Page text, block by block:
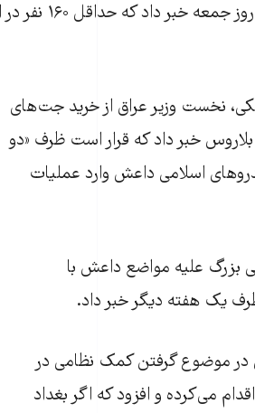
سازمان
نخست وزیر عراق از خرید جت‌های
خبر داد که قرار است ظرف «دو
اسلامی داعش وارد عملیات
بزرگ علیه مواضع داعش با
یک هفته دیگر خبر داد.
موضوع گرفتن کمک نظامی در
می‌کرده و افزود که اگر بغداد